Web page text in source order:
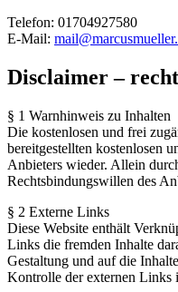
Telefon: 01704927580
E-Mail:
Disclaimer –
§ 1 Warnhinweis zu Inhalten
Die kostenlosen und frei
bereitgestellten kostenlosen
Anbieters wieder. Allein
Rechtsbindungswillen des
§ 2 Externe Links
Diese Website enthält
Links die fremden Inhalte
Gestaltung und auf die
Kontrolle der externen Links